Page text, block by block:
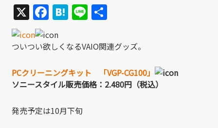
X Facebook
Hatena
Line
ついつい欲しくなるVAIO関連グッズ。
PCクリーニングキット 「VGP-CG100」
ソニースタイル販売価格：2.480円（税込）
発売予定は10月下旬